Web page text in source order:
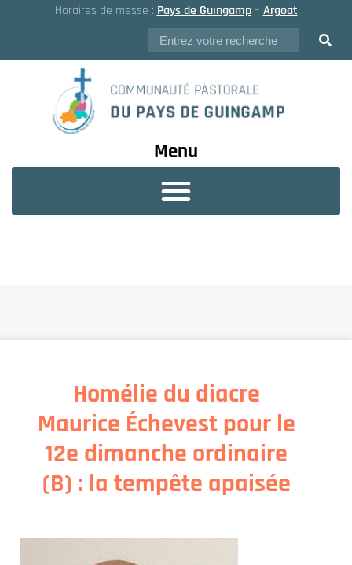
Horaires de messe : Pays de Guingamp– Argoat
Menu
Homélie du diacre
Maurice Échevest pour le
12e dimanche ordinaire
(B) : la tempête apaisée